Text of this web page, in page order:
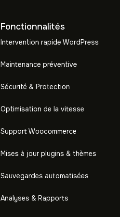
Fonctionnalités
Intervention rapide WordPress
Maintenance préventive
Sécurité & Protection
Optimisation de la vitesse
Support Woocommerce
Mises à jour plugins & thèmes
Sauvegardes automatisées
Analyses & Rapports